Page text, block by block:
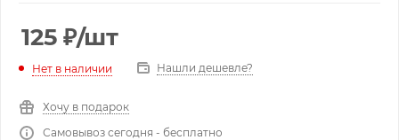
125 ₽/шт
Нет в наличии Нашли дешевле?
Хочу в подарок
Самовывоз сегодня - бесплатно